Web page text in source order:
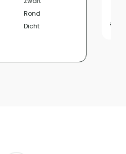
Rond
Dicht